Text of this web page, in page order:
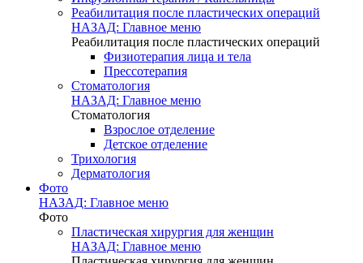
Реабилитация после пластических операций
НАЗАД: Главное меню
Реабилитация после пластических операций
Физиотерапия лица и тела
Прессотерапия
Стоматология
НАЗАД: Главное меню
Стоматология
Взрослое отделение
Детское отделение
Трихология
Дерматология
Фото
НАЗАД: Главное меню
Фото
Пластическая хирургия для женщин
НАЗАД: Главное меню